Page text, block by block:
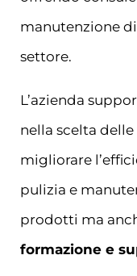
manutenzione
settore.
L’azienda
nella scelta
migliorare
pulizia e
prodotti ma
formazione e